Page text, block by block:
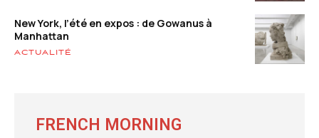
New York, l’été en expos : de Gowanus à
Manhattan
ACTUALITÉ
FRENCH MORNING